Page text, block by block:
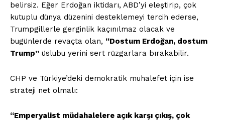
belirsiz. Eğer Erdoğan iktidarı, ABD’yi eleştirip, çok
kutuplu dünya düzenini desteklemeyi tercih ederse,
Trumpgillerle gerginlik kaçınılmaz olacak ve
bugünlerde revaçta olan, “Dostum Erdoğan, dostum
Trump” üslubu yerini sert rüzgarlara bırakabilir.
CHP ve Türkiye’deki demokratik muhalefet için ise
strateji net olmalı:
“Emperyalist müdahalelere açık karşı çıkış, çok